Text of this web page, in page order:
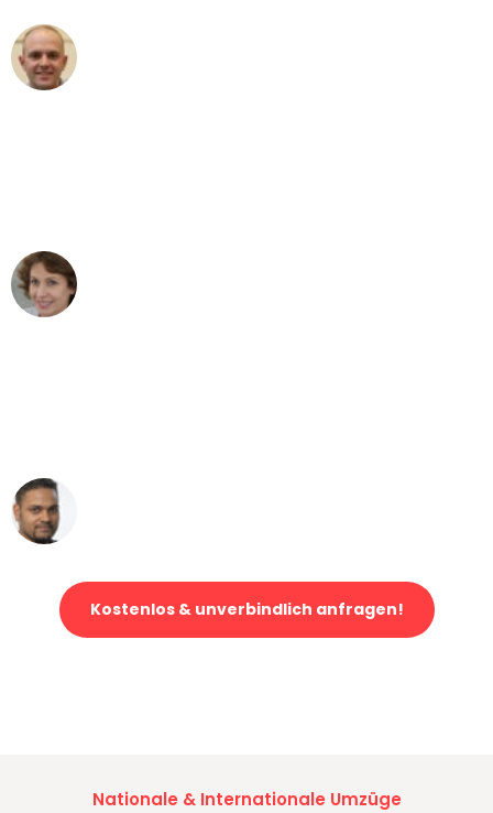
Kostenlos & unverbindlich anfragen!
Nationale & Internationale Umzüge